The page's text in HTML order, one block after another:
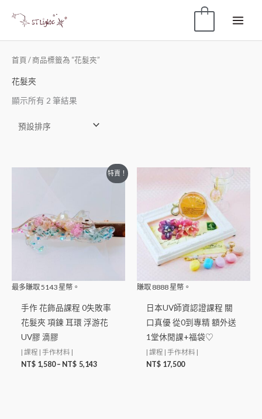
首頁 / 商品標籤為 “花髮夾”
花髮夾
顯示所有 2 筆結果
特賣！
最多賺取5143 星幣。
手作 花飾品課程 0失敗率
花髮夾 項鍊 耳環 浮游花
UV膠 滴膠
| 課程 | 手作材料 |
NT$ 1,580– NT$ 5,143
賺取 8888 星幣。
日本UV師資認證課程 關
口真優 從0到專精 額外送
1堂休閒課+福袋♡
| 課程 | 手作材料 |
NT$ 17,500